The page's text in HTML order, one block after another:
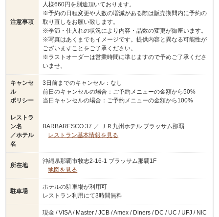
注意事項
人様660円を別途頂いております。
※予約の日程変更や人数の増減がある際は販売期間内に予約の
取り直しをお願い致します。
※季節・仕入れの状況により内容・品数の変更が御座います。
※写真はあくまでもイメージです。提供内容と異なる可能性が
ございますことをご了承ください。
※ラストオーダーは営業時間に準じますので予めご了承くださ
いませ。
キャンセ
ル
ポリシー
3日前までのキャンセル：なし
前日のキャンセルの場合：ご予約メニューの金額から50%
当日キャンセルの場合：ご予約メニューの金額から100%
レストラ
ン名
／ホテル
名
BARBARESCO 37 ／ ＪＲ九州ホテル ブラッサム那覇
レストラン基本情報を見る
所在地
沖縄県那覇市牧志2-16-1 ブラッサム那覇1F
地図を見る
駐車場
ホテルの駐車場が利用可
レストラン利用にて3時間無料
現金 / VISA / Master / JCB / Amex / Diners / DC / UC / UFJ / NIC